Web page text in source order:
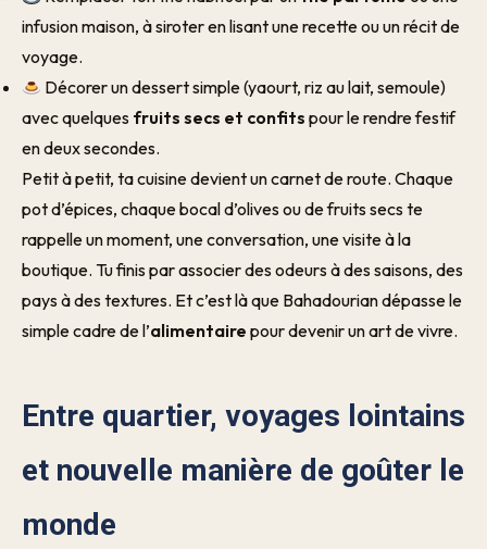
infusion maison, à siroter en lisant une recette ou un récit de
voyage.
Décorer un dessert simple (yaourt, riz au lait, semoule)
avec quelques fruits secs et confits pour le rendre festif
en deux secondes.
Petit à petit, ta cuisine devient un carnet de route. Chaque
pot d’épices, chaque bocal d’olives ou de fruits secs te
rappelle un moment, une conversation, une visite à la
boutique. Tu finis par associer des odeurs à des saisons, des
pays à des textures. Et c’est là que Bahadourian dépasse le
simple cadre de l’alimentaire pour devenir un art de vivre.
Entre quartier, voyages lointains
et nouvelle manière de goûter le
monde